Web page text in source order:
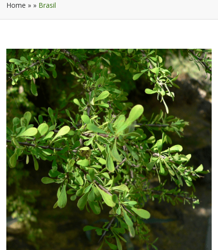
Home » » Brasil